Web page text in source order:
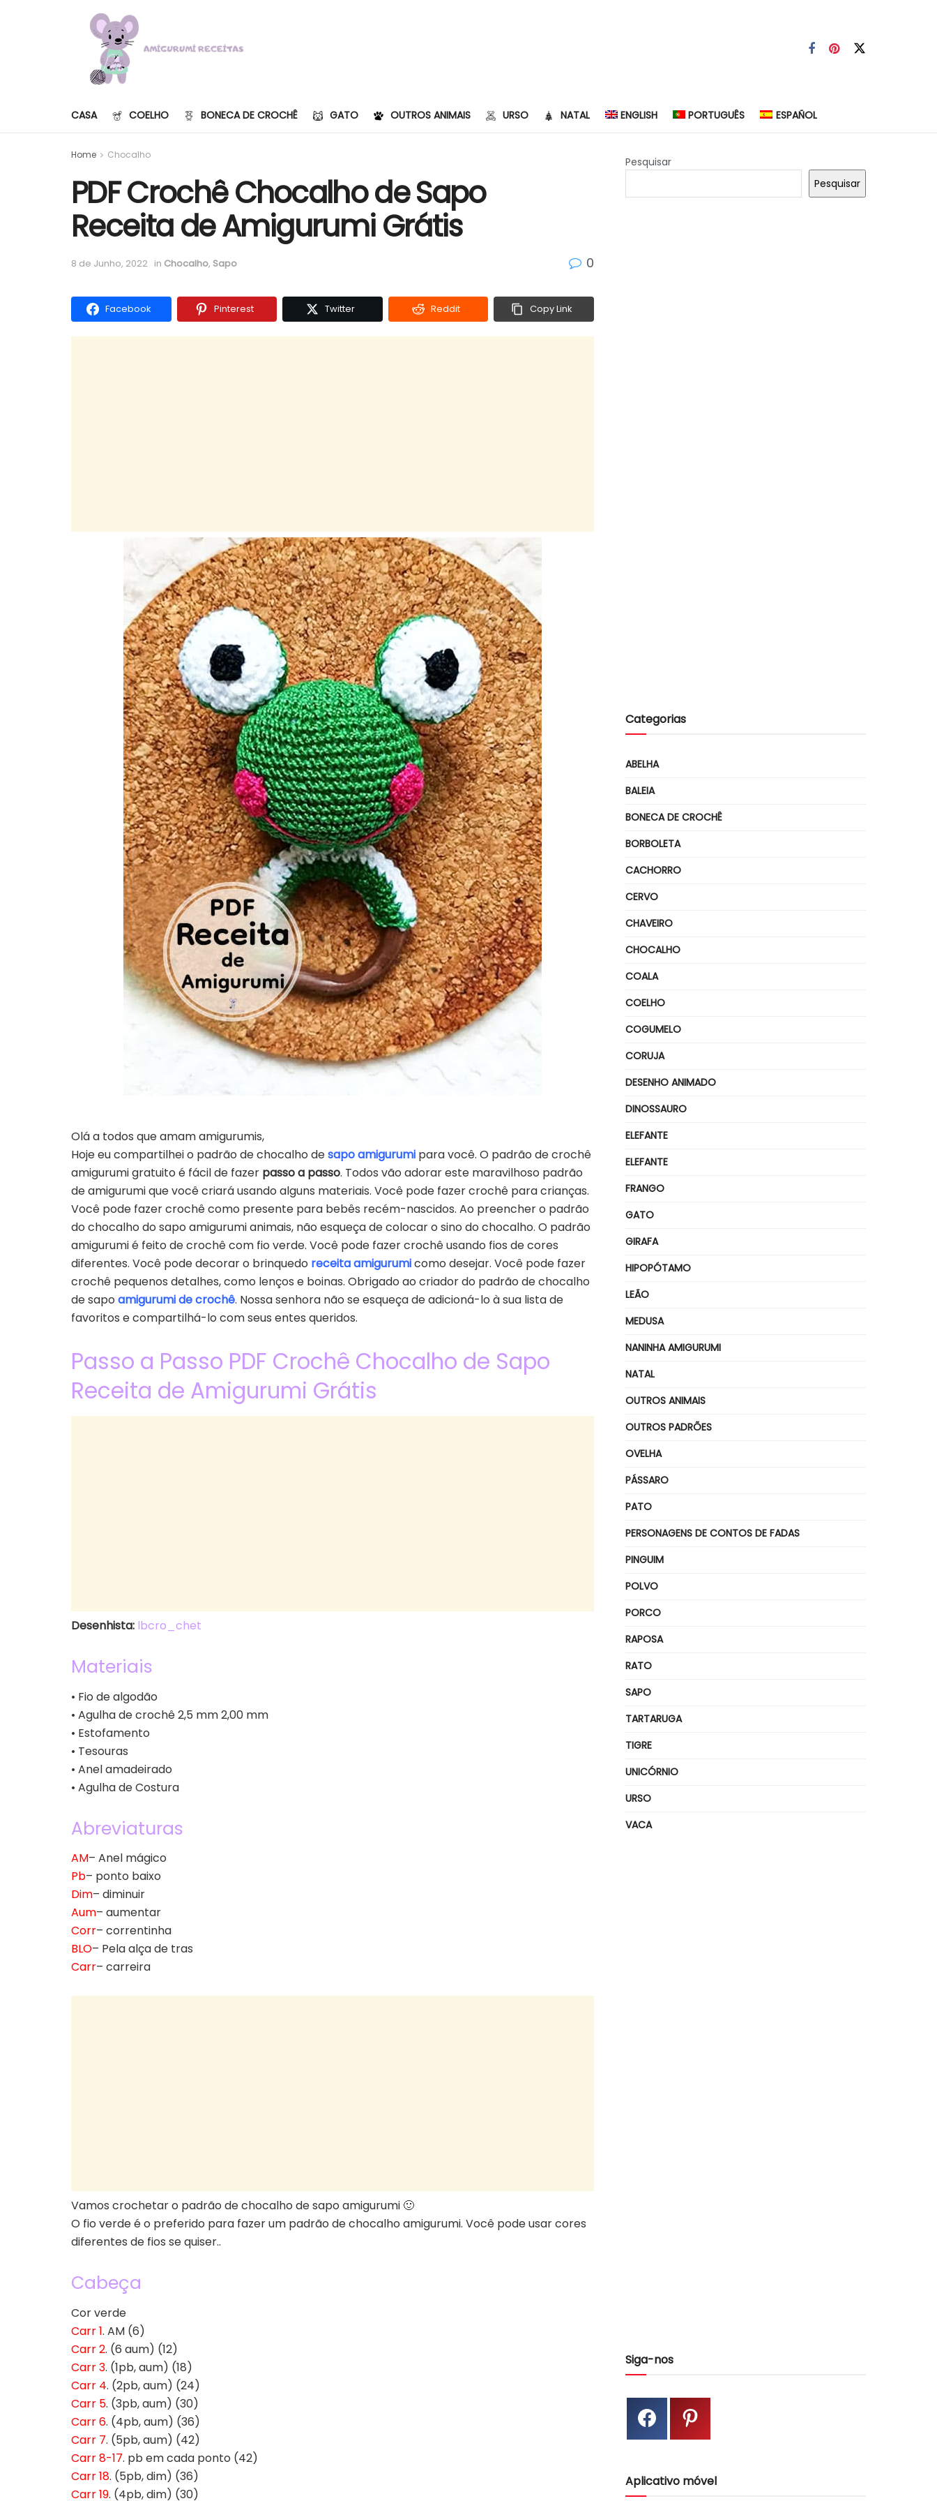
CASA COELHO BONECA DE CROCHÊ GATO OUTROS ANIMAIS URSO NATAL ENGLISH PORTUGUÊS ESPAÑOL
Home Chocalho
PDF Crochê Chocalho de Sapo
Receita de Amigurumi Grátis
8 de Junho, 2022 in Chocalho, Sapo 0
Facebook Pinterest Twitter Reddit Copy Link
Olá a todos que amam amigurumis,
Hoje eu compartilhei o padrão de chocalho desapo amigurumi para você. O padrão de crochê
amigurumi gratuito é fácil de fazer passo a passo. Todos vão adorar este maravilhoso padrão
de amigurumi que você criará usando alguns materiais. Você pode fazer crochê para crianças.
Você pode fazer crochê como presente para bebês recém-nascidos. Ao preencher o padrão
do chocalho do sapo amigurumi animais, não esqueça de colocar o sino do chocalho. O padrão
amigurumi é feito de crochê com fio verde. Você pode fazer crochê usando fios de cores
diferentes. Você pode decorar o brinquedo receita amigurumicomo desejar. Você pode fazer
crochê pequenos detalhes, como lenços e boinas. Obrigado ao criador do padrão de chocalho
de sapo amigurumi de crochê. Nossa senhora não se esqueça de adicioná-lo à sua lista de
favoritos e compartilhá-lo com seus entes queridos.
Passo a Passo PDF Crochê Chocalho de Sapo
Receita de Amigurumi Grátis
Desenhista: lbcro_chet
Materiais
• Fio de algodão
• Agulha de crochê 2,5 mm 2,00 mm
• Estofamento
• Tesouras
• Anel amadeirado
• Agulha de Costura
Abreviaturas
AM– Anel mágico
Pb– ponto baixo
Dim– diminuir
Aum– aumentar
Corr– correntinha
BLO– Pela alça de tras
Carr– carreira
Vamos crochetar o padrão de chocalho de sapo amigurumi 🙂
O fio verde é o preferido para fazer um padrão de chocalho amigurumi. Você pode usar cores
diferentes de fios se quiser..
Cabeça
Cor verde
Carr 1. AM (6)
Carr 2. (6 aum) (12)
Carr 3. (1pb, aum) (18)
Carr 4. (2pb, aum) (24)
Carr 5. (3pb, aum) (30)
Carr 6. (4pb, aum) (36)
Carr 7. (5pb, aum) (42)
Carr 8-17. pb em cada ponto (42)
Carr 18. (5pb, dim) (36)
Carr 19. (4pb, dim) (30)
Pesquisar
Pesquisar
Categorias
ABELHA
BALEIA
BONECA DE CROCHÊ
BORBOLETA
CACHORRO
CERVO
CHAVEIRO
CHOCALHO
COALA
COELHO
COGUMELO
CORUJA
DESENHO ANIMADO
DINOSSAURO
ELEFANTE
ELEFANTE
FRANGO
GATO
GIRAFA
HIPOPÓTAMO
LEÃO
MEDUSA
NANINHA AMIGURUMI
NATAL
OUTROS ANIMAIS
OUTROS PADRÕES
OVELHA
PÁSSARO
PATO
PERSONAGENS DE CONTOS DE FADAS
PINGUIM
POLVO
PORCO
RAPOSA
RATO
SAPO
TARTARUGA
TIGRE
UNICÓRNIO
URSO
VACA
Siga-nos
Aplicativo móvel